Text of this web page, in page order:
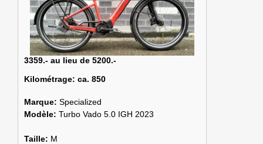
3359.- au lieu de 5200.-
Kilométrage: ca. 850
Marque: Specialized
Modèle: Turbo Vado 5.0 IGH 2023
Taille: M